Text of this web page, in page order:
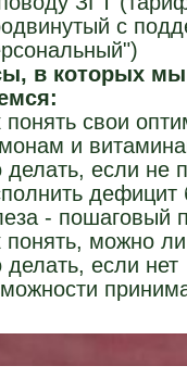
с
)
в которых мы
понять свои
и
делать, если не
дефицит
- пошаговый
понять, можно
делать, если нет